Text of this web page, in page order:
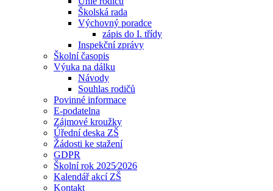
Školská rada
Výchovný poradce
zápis do I. třídy
Inspekční zprávy
Školní časopis
Výuka na dálku
Návody
Souhlas rodičů
Povinné informace
E-podatelna
Zájmové kroužky
Úřední deska ZŠ
Žádosti ke stažení
GDPR
Školní rok 2025⁄2026
Kalendář akcí ZŠ
Kontakt